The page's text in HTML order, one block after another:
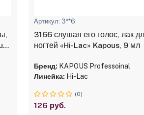
Артикул: 3**6
3166 слушая его голос, лак
ногтей «Hi-Lac» Kapous, 9 мл
Бренд: KAPOUS Professoinal
Линейка: Hi-Lac
(0)
126 руб.